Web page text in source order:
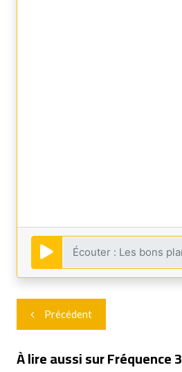
Navigation
de
l’article
Précédent
À lire aussi sur Fréquence 3